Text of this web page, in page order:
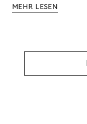
MEHR LESEN